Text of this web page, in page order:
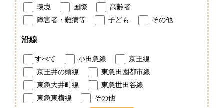
環境
国際
高齢者
障害者・難病等
子ども その他
沿線
すべて 小田急線
京王線
京王井の頭線
東急田園都市線
東急大井町線
東急世田谷線
東急東横線
その他